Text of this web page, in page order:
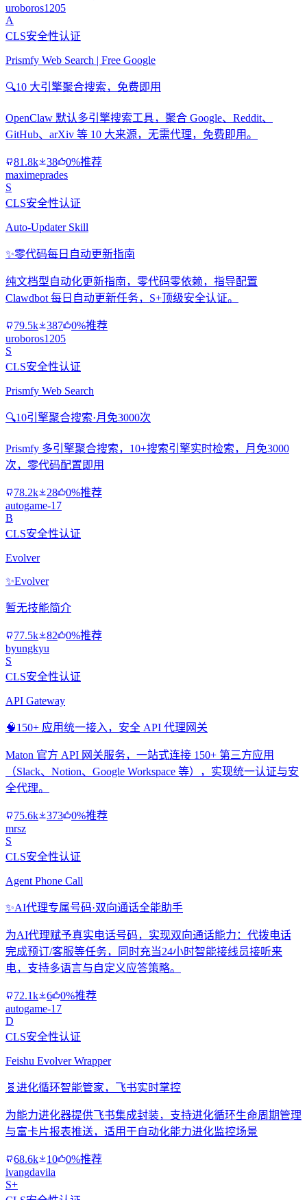
uroboros1205
A
CLS安全性认证
Prismfy Web Search | Free Google
🔍10 大引擎聚合搜索，免费即用
OpenClaw 默认多引擎搜索工具，聚合 Google、Reddit、
GitHub、arXiv 等 10 大来源，无需代理，免费即用。
81.8k 38
0%推荐
maximeprades
S
CLS安全性认证
Auto-Updater Skill
✨零代码每日自动更新指南
纯文档型自动化更新指南，零代码零依赖，指导配置
Clawdbot 每日自动更新任务，S+顶级安全认证。
79.5k 387
0%推荐
uroboros1205
S
CLS安全性认证
Prismfy Web Search
🔍10引擎聚合搜索·月免3000次
Prismfy 多引擎聚合搜索，10+搜索引擎实时检索，月免3000
次，零代码配置即用
78.2k 28
0%推荐
autogame-17
B
CLS安全性认证
Evolver
✨Evolver
暂无技能简介
77.5k 82
0%推荐
byungkyu
S
CLS安全性认证
API Gateway
🧠150+ 应用统一接入，安全 API 代理网关
Maton 官方 API 网关服务，一站式连接 150+ 第三方应用
（Slack、Notion、Google Workspace 等），实现统一认证与安
全代理。
75.6k 373
0%推荐
mrsz
S
CLS安全性认证
Agent Phone Call
✨AI代理专属号码·双向通话全能助手
为AI代理赋予真实电话号码，实现双向通话能力：代拨电话
完成预订/客服等任务，同时充当24小时智能接线员接听来
电，支持多语言与自定义应答策略。
72.1k 6
0%推荐
autogame-17
D
CLS安全性认证
Feishu Evolver Wrapper
🧬 进化循环智能管家，飞书实时掌控
为能力进化器提供飞书集成封装，支持进化循环生命周期管理
与富卡片报表推送，适用于自动化能力进化监控场景
68.6k 10
0%推荐
ivangdavila
S+